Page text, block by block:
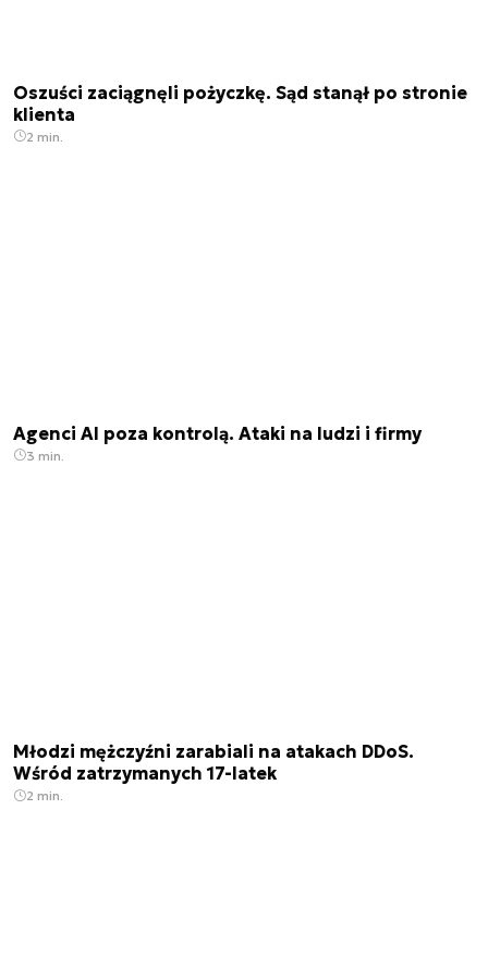
Oszuści zaciągnęli pożyczkę. Sąd stanął po stronie
klienta
2 min.
Agenci AI poza kontrolą. Ataki na ludzi i firmy
3 min.
Młodzi mężczyźni zarabiali na atakach DDoS.
Wśród zatrzymanych 17-latek
2 min.